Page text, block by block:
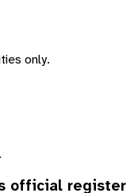
only.
official register